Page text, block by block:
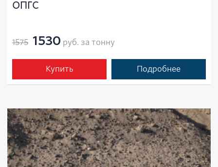
ОПГС
1575 1530 руб. за тонну
Купить Подробнее